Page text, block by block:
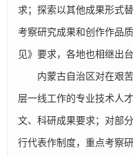
求；探索以其他成果形式
考察研究成果和创作作品
见》要求，各地也相继出台
内蒙古自治区对在艰苦
层一线工作的专业技术人
文、科研成果要求；对部
行代表作制度，重点考察